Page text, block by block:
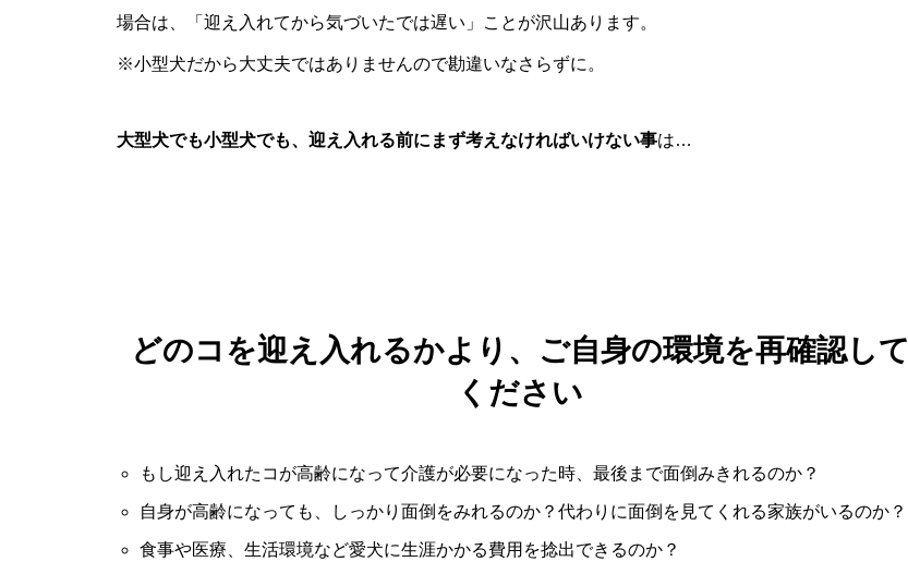
場合は、「迎え入れてから気づいたでは遅い」ことが沢山あります。
※小型犬だから大丈夫ではありませんので勘違いなさらずに。
大型犬でも小型犬でも、迎え入れる前にまず考えなければいけない事は…
どのコを迎え入れるかより、ご自身の環境を再確認して
ください
もし迎え入れたコが高齢になって介護が必要になった時、最後まで面倒みきれるのか？
自身が高齢になっても、しっかり面倒をみれるのか？代わりに面倒を見てくれる家族がいるのか？
食事や医療、生活環境など愛犬に生涯かかる費用を捻出できるのか？